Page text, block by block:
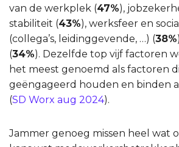
van de werkplek (47%),
stabiliteit (43%), werksfeer en
(collega’s, leidinggevende, …) (38%
(34%). Dezelfde top vijf factoren
het meest genoemd als factoren
geëngageerd houden en binden
(SD Worx aug 2024).
Jammer genoeg missen heel wat